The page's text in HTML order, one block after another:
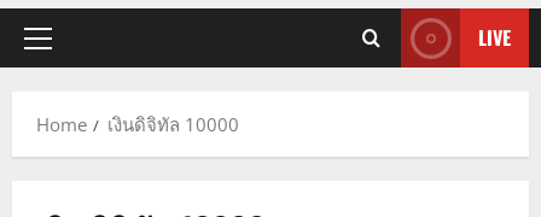
Primary
LIVE
Home เงินดิจิทัล 10000